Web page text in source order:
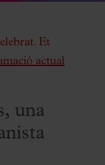
Et
actual
una